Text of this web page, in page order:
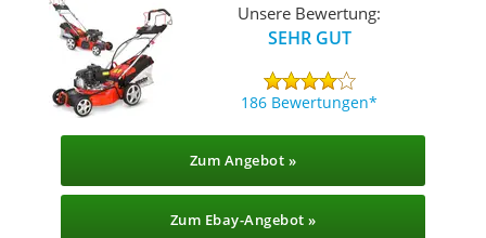
Unsere Bewertung:
SEHR GUT
186 Bewertungen
Zum Angebot »
Zum Ebay-Angebot »